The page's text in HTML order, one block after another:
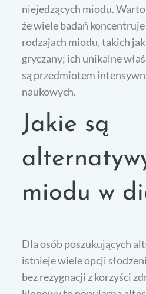
niejedzących miodu.
że wiele badań
rodzajach miodu, takich
gryczany; ich unikalne
są przedmiotem
naukowych.
Jakie są
miodu w
Dla osób poszukujących
istnieje wiele opcji
bez rezygnacji z korzyści